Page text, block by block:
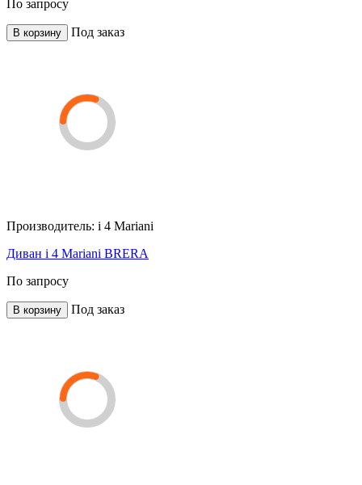
По запросу
В корзину Под заказ
Производитель: i 4 Mariani
Диван i 4 Mariani BRERA
По запросу
В корзину Под заказ